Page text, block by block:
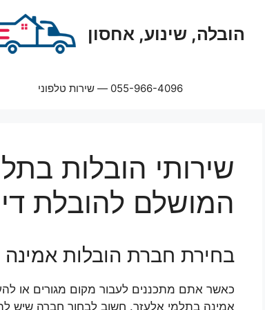
הובלה, שינוע, אחסון
055-966-4096 — שירות טלפוני
שירותי הובלות
המושלם להובלת
בחירת חברת הובלות
כאשר אתם מתכננים לעבור מקום מגורים או
אמינה בתלמי אלעזר. חשוב לבחור חברה שיש